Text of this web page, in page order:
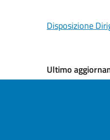
Disposizione
Ultimo